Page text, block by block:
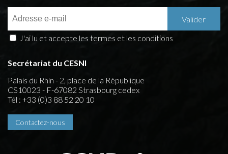
J'ai lu et accepte les termes et les conditions
Secrétariat du CESNI
Palais du Rhin - 2, place de la République
CS10023 - F-67082 Strasbourg cedex
Tél : +33 (0)3 88 52 20 10
Contactez-nous